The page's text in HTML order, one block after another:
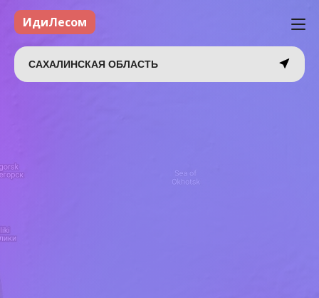
ИдиЛесом
САХАЛИНСКАЯ ОБЛАСТЬ